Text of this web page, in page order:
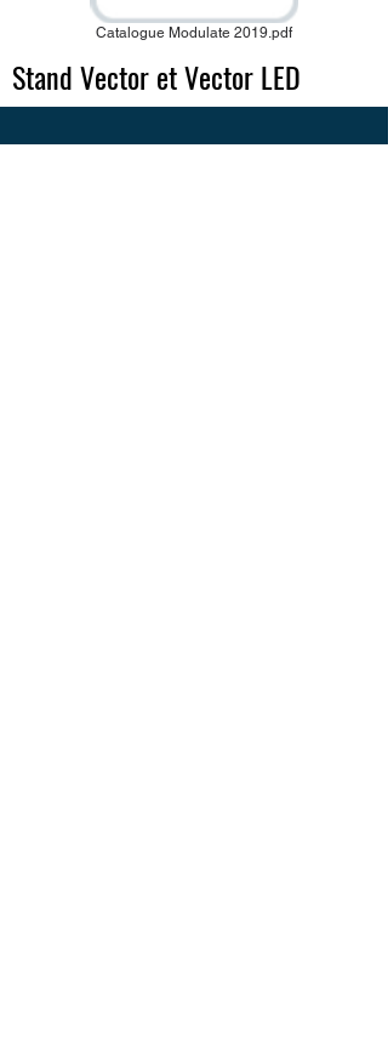
Catalogue Modulate 2019.pdf
Stand Vector et Vector LED